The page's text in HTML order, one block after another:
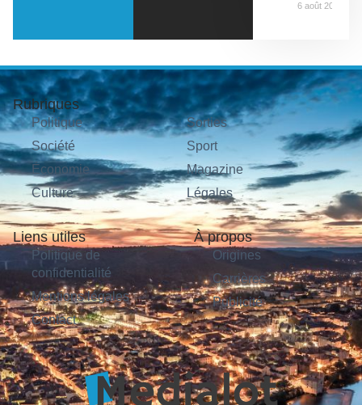
6 août 2026
Rubriques
Politique
Société
Économie
Culture
Sorties
Sport
Magazine
Légales
Liens utiles
Politique de
confidentialité
Mentions légales
Contact
À propos
Origines
Carrières
Publicité